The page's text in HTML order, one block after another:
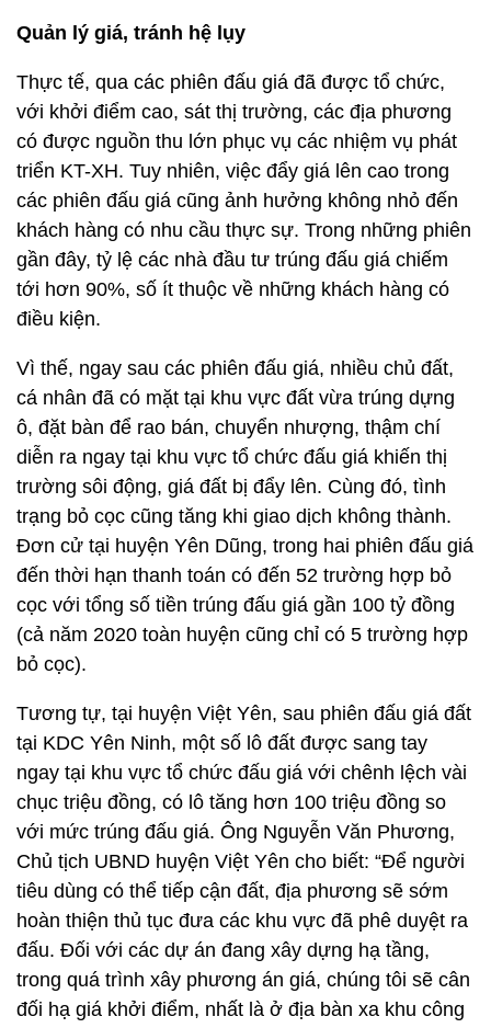
Quản lý giá, tránh hệ lụy
Thực tế, qua các phiên đấu giá đã được tổ chức,
với khởi điểm cao, sát thị trường, các địa phương
có được nguồn thu lớn phục vụ các nhiệm vụ phát
triển KT-XH. Tuy nhiên, việc đẩy giá lên cao trong
các phiên đấu giá cũng ảnh hưởng không nhỏ đến
khách hàng có nhu cầu thực sự. Trong những phiên
gần đây, tỷ lệ các nhà đầu tư trúng đấu giá chiếm
tới hơn 90%, số ít thuộc về những khách hàng có
điều kiện.
Vì thế, ngay sau các phiên đấu giá, nhiều chủ đất,
cá nhân đã có mặt tại khu vực đất vừa trúng dựng
ô, đặt bàn để rao bán, chuyển nhượng, thậm chí
diễn ra ngay tại khu vực tổ chức đấu giá khiến thị
trường sôi động, giá đất bị đẩy lên. Cùng đó, tình
trạng bỏ cọc cũng tăng khi giao dịch không thành.
Đơn cử tại huyện Yên Dũng, trong hai phiên đấu giá
đến thời hạn thanh toán có đến 52 trường hợp bỏ
cọc với tổng số tiền trúng đấu giá gần 100 tỷ đồng
(cả năm 2020 toàn huyện cũng chỉ có 5 trường hợp
bỏ cọc).
Tương tự, tại huyện Việt Yên, sau phiên đấu giá đất
tại KDC Yên Ninh, một số lô đất được sang tay
ngay tại khu vực tổ chức đấu giá với chênh lệch vài
chục triệu đồng, có lô tăng hơn 100 triệu đồng so
với mức trúng đấu giá. Ông Nguyễn Văn Phương,
Chủ tịch UBND huyện Việt Yên cho biết: “Để người
tiêu dùng có thể tiếp cận đất, địa phương sẽ sớm
hoàn thiện thủ tục đưa các khu vực đã phê duyệt ra
đấu. Đối với các dự án đang xây dựng hạ tầng,
trong quá trình xây phương án giá, chúng tôi sẽ cân
đối hạ giá khởi điểm, nhất là ở địa bàn xa khu công